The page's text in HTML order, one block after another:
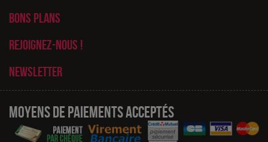
Bons plans
Rejoignez-nous !
Newsletter
Moyens de paiements acceptés